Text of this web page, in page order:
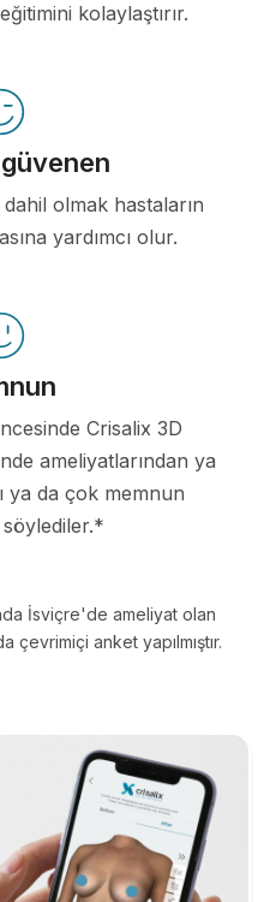
kolaylaştırır.
olmak hastaların
yardımcı olur.
Crisalix 3D
ameliyatlarından ya
ya da çok memnun
söylediler.*
İsviçre'de ameliyat olan
çevrimiçi anket yapılmıştır.